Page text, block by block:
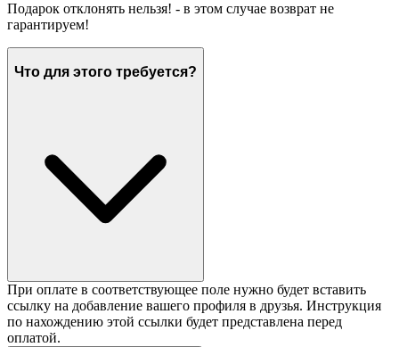
Подарок отклонять нельзя! - в этом случае возврат не
гарантируем!
Что для этого требуется?
При оплате в соответствующее поле нужно будет вставить
ссылку на добавление вашего профиля в друзья. Инструкция
по нахождению этой ссылки будет представлена перед
оплатой.